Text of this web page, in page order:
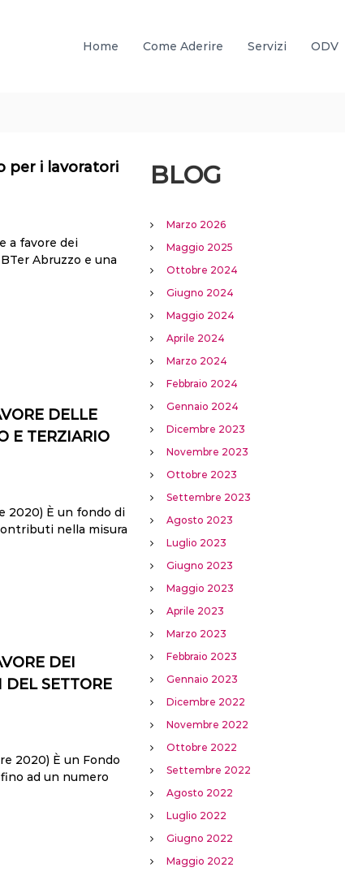
Home Come Aderire Servizi ODV
per i lavoratori
a favore dei
Abruzzo e una
DELLE
E TERZIARIO
2020) È un fondo di
nella misura
DEI
DEL SETTORE
2020) È un Fondo
ad un numero
BLOG
Marzo 2026
Maggio 2025
Ottobre 2024
Giugno 2024
Maggio 2024
Aprile 2024
Marzo 2024
Febbraio 2024
Gennaio 2024
Dicembre 2023
Novembre 2023
Ottobre 2023
Settembre 2023
Agosto 2023
Luglio 2023
Giugno 2023
Maggio 2023
Aprile 2023
Marzo 2023
Febbraio 2023
Gennaio 2023
Dicembre 2022
Novembre 2022
Ottobre 2022
Settembre 2022
Agosto 2022
Luglio 2022
Giugno 2022
Maggio 2022